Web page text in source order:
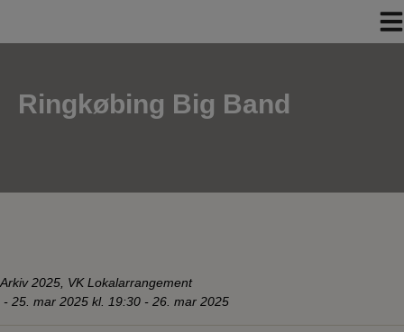
indholdet
Ringkøbing Big Band
Arkiv 2025 VK Lokalarrangement
- 25. mar 2025 kl. 19:30 - 26. mar 2025